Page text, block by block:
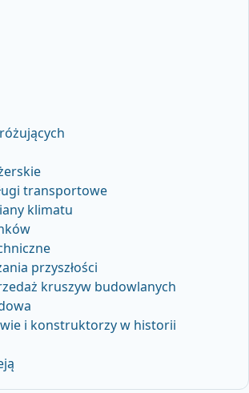
transportowe
klimatu
przyszłości
kruszyw budowlanych
i konstruktorzy w historii